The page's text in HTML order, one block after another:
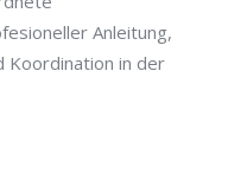
Anleitung,
Koordination in der